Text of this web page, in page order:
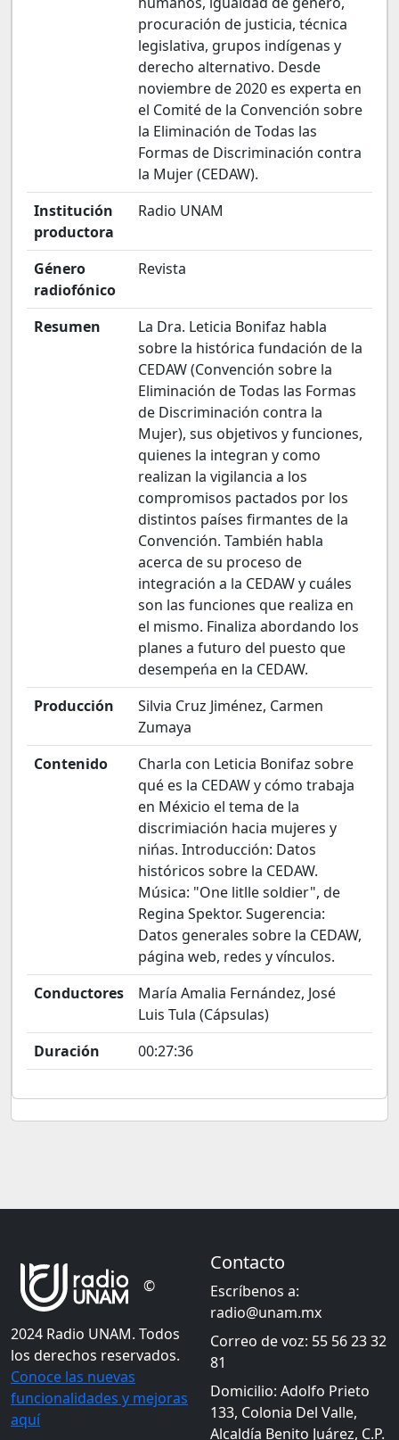
procuración de justicia, técnica
legislativa, grupos indígenas y
derecho alternativo. Desde
noviembre de 2020 es experta en
el Comité de la Convención sobre
la Eliminación de Todas las
Formas de Discriminación contra
la Mujer (CEDAW).
Institución
productora
Radio UNAM
Género
radiofónico
Revista
Resumen
La Dra. Leticia Bonifaz habla
sobre la histórica fundación de la
CEDAW (Convención sobre la
Eliminación de Todas las Formas
de Discriminación contra la
Mujer), sus objetivos y funciones,
quienes la integran y como
realizan la vigilancia a los
compromisos pactados por los
distintos países firmantes de la
Convención. También habla
acerca de su proceso de
integración a la CEDAW y cuáles
son las funciones que realiza en
el mismo. Finaliza abordando los
planes a futuro del puesto que
desempeńa en la CEDAW.
Producción
Silvia Cruz Jiménez, Carmen
Zumaya
Contenido
Charla con Leticia Bonifaz sobre
qué es la CEDAW y cómo trabaja
en Méxicio el tema de la
discrimiación hacia mujeres y
nińas. Introducción: Datos
históricos sobre la CEDAW.
Música: "One litlle soldier", de
Regina Spektor. Sugerencia:
Datos generales sobre la CEDAW,
página web, redes y vínculos.
Conductores
María Amalia Fernández, José
Luis Tula (Cápsulas)
Duración
00:27:36
©
2024 Radio UNAM. Todos
los derechos reservados.
Conoce las nuevas
funcionalidades y mejoras
aquí
Contacto
Escríbenos a:
radio@unam.mx
Correo de voz: 55 56 23 32
81
Domicilio: Adolfo Prieto
133, Colonia Del Valle,
Alcaldía Benito Juárez, C.P.